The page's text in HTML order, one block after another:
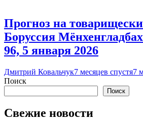
Прогноз на
Боруссия
96, 5 января 2026
Дмитрий Ковальчук7 месяцев спустя7
Поиск
Поиск
Свежие новости